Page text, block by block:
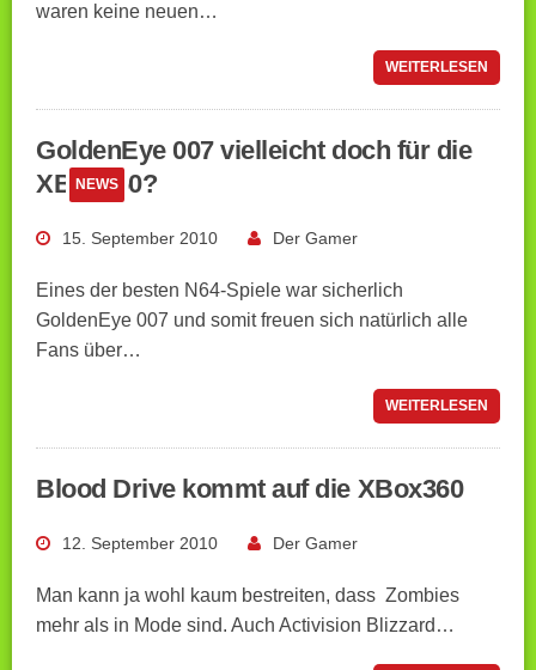
waren keine neuen…
WEITERLESEN
NEWS
GoldenEye 007 vielleicht doch für die
XBox360?
15. September 2010 Der Gamer
Eines der besten N64-Spiele war sicherlich
GoldenEye 007 und somit freuen sich natürlich alle
Fans über…
WEITERLESEN
Blood Drive kommt auf die XBox360
12. September 2010 Der Gamer
Man kann ja wohl kaum bestreiten, dass Zombies
mehr als in Mode sind. Auch Activision Blizzard…